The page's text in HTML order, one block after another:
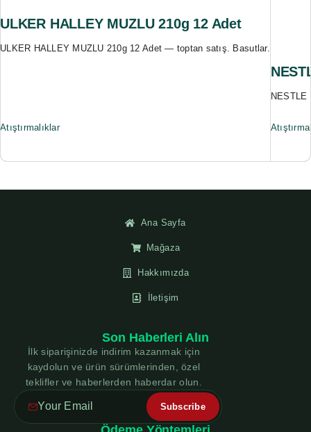
ULKER HALLEY MUZLU 210g 12 Adet
ULKER HALLEY MUZLU 210g 12 Adet — toptan satış. Basutlar.
Atıştırmalıklar
Ana Sayfa
Mağaza
Hakkımızda
İletişim
Son Haberleri Alın
İlk siparişinizde indirim kazanmak için
kaydolun ve ürün sürümlerinden, özel
teklifler ve haberlerden haberdar olun.